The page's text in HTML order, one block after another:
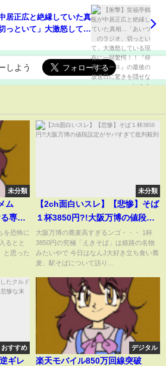
居正広と絶縁していた真
っといて」大激怒してい
日に驚きを隠せない！！
しよう
未分類
ム
専門
外線
を
メ
を恐怖に
るとと
と思った
未分類
【2ch面白いスレ】【悲惨】そば
１杯3850円?!大阪万博の値段設
定がヤバすぎて批判殺到
大阪万博の蕎麦高すぎるンゴ・・・ 1杯
3850円の究極「えきそば」は姫路の名物
みたいやで 今日はなんJ大好き立ち食い蕎
麦、駅そばについて語り...
おすすめ
ギレ
デジタル
楽天モバイル850万回線突破